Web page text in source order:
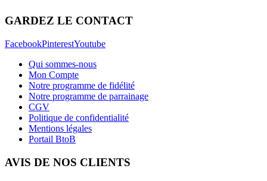
GARDEZ LE CONTACT
FacebookPinterestYoutube
Qui sommes-nous
Mon Compte
Notre programme de fidélité
Notre programme de parrainage
CGV
Politique de confidentialité
Mentions légales
Portail BtoB
AVIS DE NOS CLIENTS